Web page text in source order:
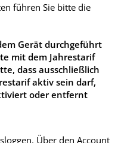
führen Sie bitte die
Gerät durchgeführt
mit dem Jahrestarif
dass ausschließlich
aktiv sein darf,
oder entfernt
Über den Account